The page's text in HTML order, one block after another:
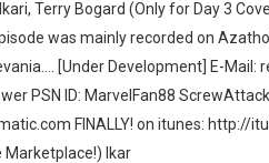
Terry Bogard (Only for Day 3
was mainly recorded on
[Under Development] E-
PSN ID: MarvelFan88
FINALLY! on itunes:
Ikar